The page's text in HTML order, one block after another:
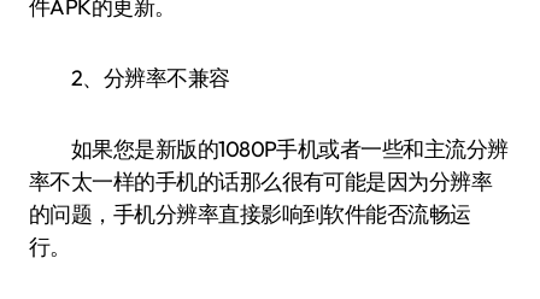
件APK的更新。
2、分辨率不兼容
如果您是新版的1080P手机或者一些和主流分辨
率不太一样的手机的话那么很有可能是因为分辨率
的问题，手机分辨率直接影响到软件能否流畅运
行。